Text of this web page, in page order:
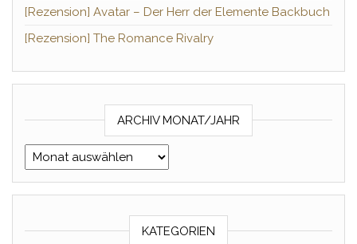
[Rezension] Avatar – Der Herr der Elemente Backbuch
[Rezension] The Romance Rivalry
ARCHIV MONAT/JAHR
Archiv Monat/Jahr
KATEGORIEN